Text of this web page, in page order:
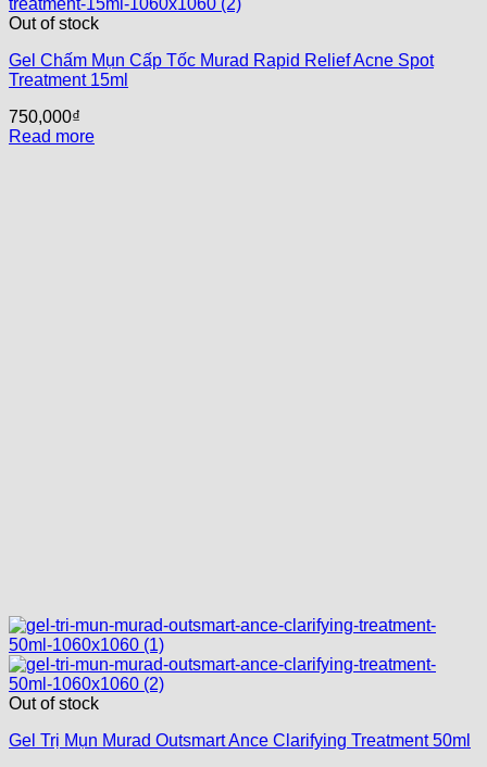
Out of stock
Gel Chấm Mụn Cấp Tốc Murad Rapid Relief Acne Spot
Treatment 15ml
750,000₫
Read more
Out of stock
Gel Trị Mụn Murad Outsmart Ance Clarifying Treatment 50ml